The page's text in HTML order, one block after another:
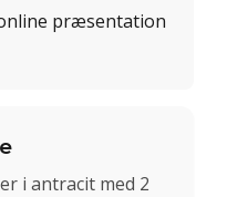
præsentation
i antracit med 2